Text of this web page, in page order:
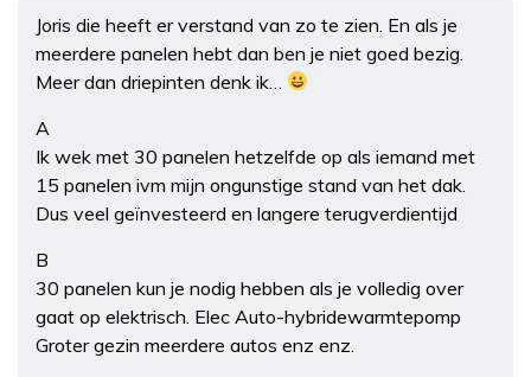
Joris die heeft er verstand van zo te zien. En als je
meerdere panelen hebt dan ben je niet goed bezig.
Meer dan driepinten denk ik…
A
Ik wek met 30 panelen hetzelfde op als iemand met
15 panelen ivm mijn ongunstige stand van het dak.
Dus veel geïnvesteerd en langere terugverdientijd
B
30 panelen kun je nodig hebben als je volledig over
gaat op elektrisch. Elec Auto-hybridewarmtepomp
Groter gezin meerdere autos enz enz.